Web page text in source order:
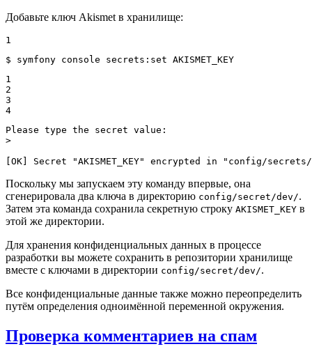
Добавьте ключ Akismet в хранилище:
1
$ symfony console secrets: set AKISMET_KEY
1
2
3
4
Please type the secret value:
>
[OK] Secret "AKISMET_KEY" encrypted in "config/
Поскольку мы запускаем эту команду впервые, она
сгенерировала два ключа в директорию config/secret/dev/.
Затем эта команда сохранила секретную строку AKISMET_KEY в
этой же директории.
Для хранения конфиденциальных данных в процессе
разработки вы можете сохранить в репозитории хранилище
вместе с ключами в директории config/secret/dev/.
Все конфиденциальные данные также можно переопределить
путём определения одноимённой переменной окружения.
Проверка комментариев на спам